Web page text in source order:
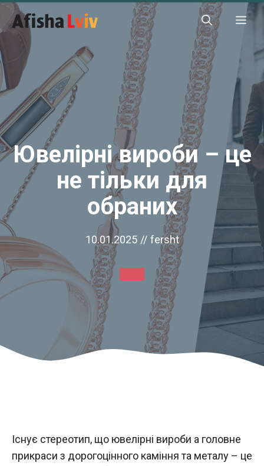
Перейти
до
Ювелірні вироби – це
не тільки для
обраних
10.01.2025 // fersht
Існує стереотип, що ювелірні вироби а головне
прикраси з дорогоцінного каміння та металу – це